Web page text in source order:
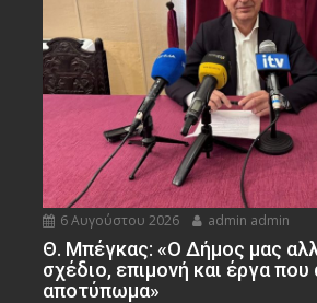
6 Αυγούστου 2026 admin admin
Θ. Μπέγκας: «Ο Δήμος μας
σχέδιο, επιμονή και έργα
αποτύπωμα»